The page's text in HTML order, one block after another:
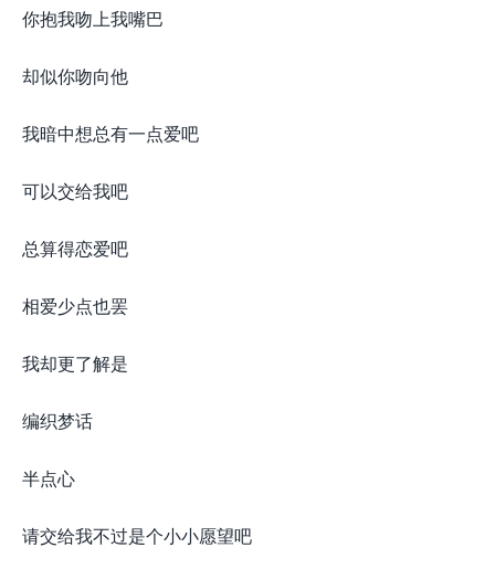
你抱我吻上我嘴巴
却似你吻向他
我暗中想总有一点爱吧
可以交给我吧
总算得恋爱吧
相爱少点也罢
我却更了解是
编织梦话
半点心
请交给我不过是个小小愿望吧